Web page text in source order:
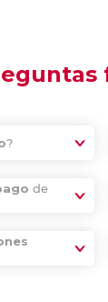
?
de